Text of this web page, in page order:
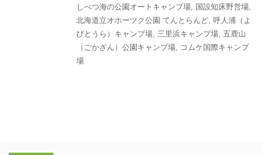
しべつ海の公園オートキャンプ場 国設知床野営場
北海道立オホーツク公園 てんとらんど 呼人浦（よ
びとうら）キャンプ場 三里浜キャンプ場 五鹿山
（ごかざん）公園キャンプ場
コムケ国際キャンプ
場